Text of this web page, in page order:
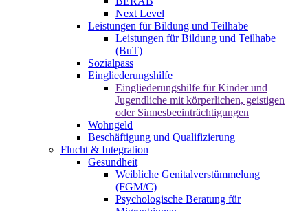
Next Level
Leistungen für Bildung und Teilhabe
Leistungen für Bildung und Teilhabe
(BuT)
Sozialpass
Eingliederungshilfe
Eingliederungshilfe für Kinder und
Jugendliche mit körperlichen, geistigen
oder Sinnesbeeinträchtigungen
Wohngeld
Beschäftigung und Qualifizierung
Flucht & Integration
Gesundheit
Weibliche Genitalverstümmelung
(FGM/C)
Psychologische Beratung für